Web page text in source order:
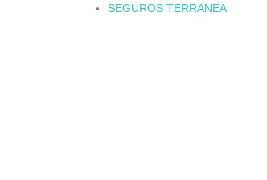
SEGUROS TERRANEA